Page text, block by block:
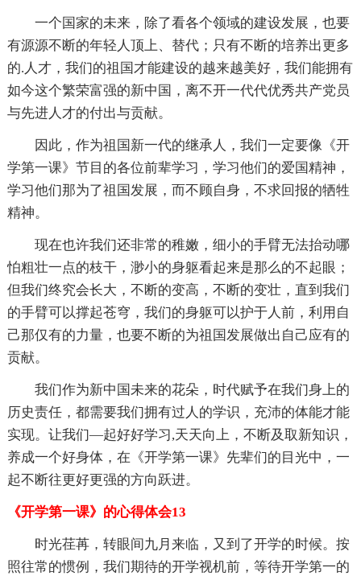
一个国家的未来，除了看各个领域的建设发展，也要
有源源不断的年轻人顶上、替代；只有不断的培养出更多
的.人才，我们的祖国才能建设的越来越美好，我们能拥有
如今这个繁荣富强的新中国，离不开一代代优秀共产党员
与先进人才的付出与贡献。
因此，作为祖国新一代的继承人，我们一定要像《开
学第一课》节目的各位前辈学习，学习他们的爱国精神，
学习他们那为了祖国发展，而不顾自身，不求回报的牺牲
精神。
现在也许我们还非常的稚嫩，细小的手臂无法抬动哪
怕粗壮一点的枝干，渺小的身躯看起来是那么的不起眼；
但我们终究会长大，不断的变高，不断的变壮，直到我们
的手臂可以撑起苍穹，我们的身躯可以护于人前，利用自
己那仅有的力量，也要不断的为祖国发展做出自己应有的
贡献。
我们作为新中国未来的花朵，时代赋予在我们身上的
历史责任，都需要我们拥有过人的学识，充沛的体能才能
实现。让我们—起好好学习,天天向上，不断及取新知识，
养成一个好身体，在《开学第一课》先辈们的目光中，一
起不断往更好更强的方向跃进。
《开学第一课》的心得体会13
时光荏苒，转眼间九月来临，又到了开学的时候。按
照往常的惯例，我们期待的开学视机前，等待开学第一的